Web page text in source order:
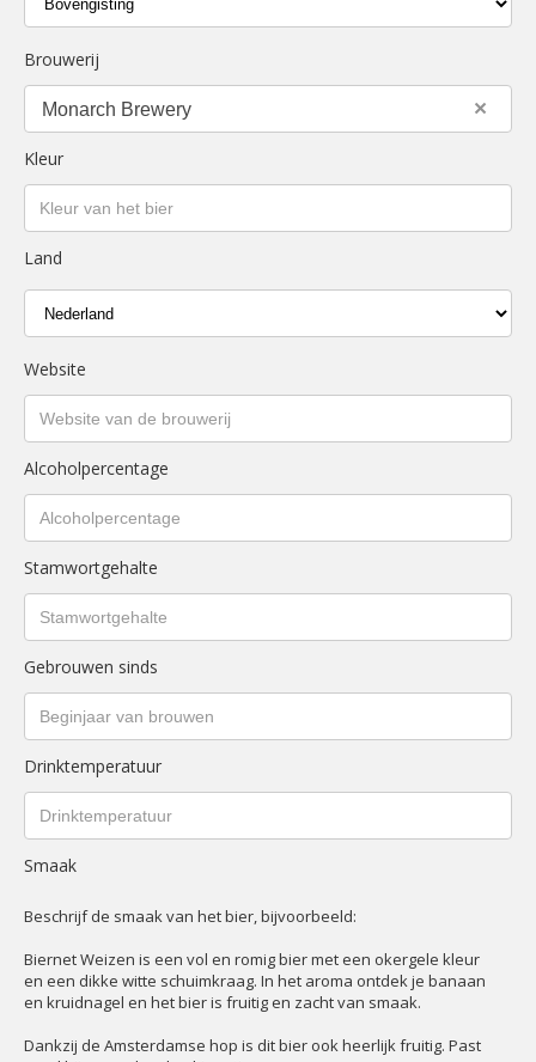
Brouwerij
×
Monarch Brewery
Kleur
Land
Website
Alcoholpercentage
Stamwortgehalte
Gebrouwen sinds
Drinktemperatuur
Smaak
Beschrijf de smaak van het bier, bijvoorbeeld:
Biernet Weizen is een vol en romig bier met een okergele kleur
en een dikke witte schuimkraag. In het aroma ontdek je banaan
en kruidnagel en het bier is fruitig en zacht van smaak.
Dankzij de Amsterdamse hop is dit bier ook heerlijk fruitig. Past